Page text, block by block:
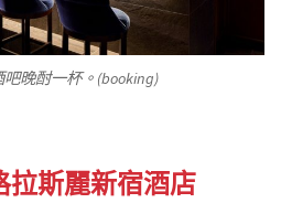
晚酎一杯。(booking)
斯麗新宿酒店